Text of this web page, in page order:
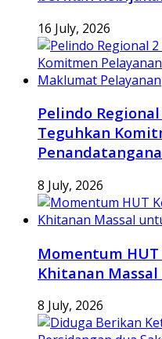
16 July, 2026
Pelindo
Teguhkan
8 July, 2026
Momentum HUT
Khitanan
8 July, 2026